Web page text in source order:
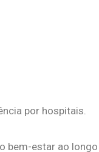
por hospitais.
bem-estar ao longo